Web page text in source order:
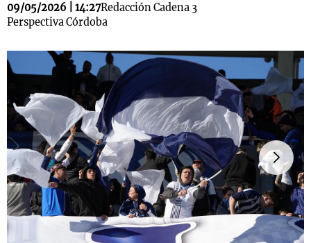
09/05/2026 | 14:27Redacción Cadena 3
Perspectiva Córdoba
Notas
Mundial 2026
Notas
La Sole en
Cadena 3